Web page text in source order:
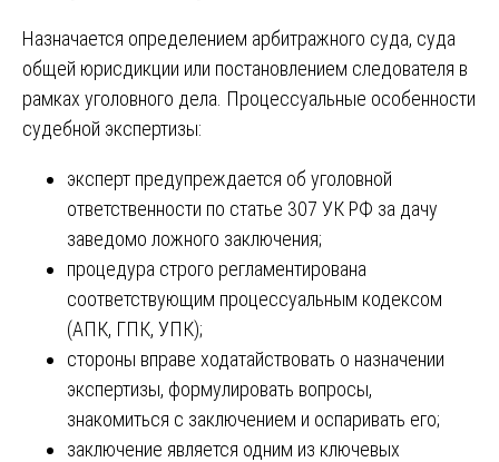
Назначается определением арбитражного суда, суда
общей юрисдикции или постановлением следователя в
рамках уголовного дела. Процессуальные особенности
судебной экспертизы:
эксперт предупреждается об уголовной
ответственности по статье 307 УК РФ за дачу
заведомо ложного заключения;
процедура строго регламентирована
соответствующим процессуальным кодексом
(АПК, ГПК, УПК);
стороны вправе ходатайствовать о назначении
экспертизы, формулировать вопросы,
знакомиться с заключением и оспаривать его;
заключение является одним из ключевых